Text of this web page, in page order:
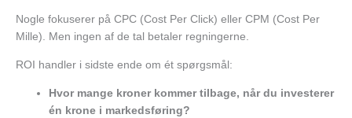
Nogle fokuserer på CPC (Cost Per Click) eller CPM (Cost Per
Mille). Men ingen af de tal betaler regningerne.
ROI handler i sidste ende om ét spørgsmål:
Hvor mange kroner kommer tilbage, når du investerer
én krone i markedsføring?